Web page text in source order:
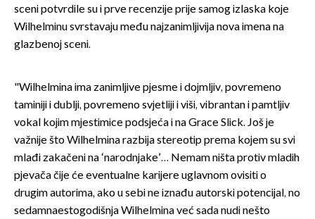
sceni potvrdile su i prve recenzije prije samog izlaska koje
Wilhelminu svrstavaju među najzanimljivija nova imena na
glazbenoj sceni.
"Wilhelmina ima zanimljive pjesme i dojmljiv, povremeno
taminiji i dublji, povremeno svjetliji i viši, vibrantan i pamtljiv
vokal kojim mjestimice podsjeća i na Grace Slick. Još je
važnije što Wilhelmina razbija stereotip prema kojem su svi
mlađi zakačeni na ‘narodnjake’… Nemam ništa protiv mladih
pjevača čije će eventualne karijere uglavnom ovisiti o
drugim autorima, ako u sebi ne iznađu autorski potencijal, no
sedamnaestogodišnja Wilhelmina već sada nudi nešto